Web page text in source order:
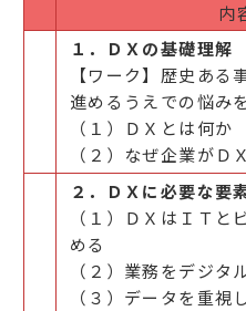
内
１．ＤＸの基礎理解
【ワーク】歴史ある
進めるうえでの悩み
（１）ＤＸとは何か
（２）なぜ企業がＤ
２．ＤＸに必要な要
（１）ＤＸはＩＴと
める
（２）業務をデジタ
（３）データを重視